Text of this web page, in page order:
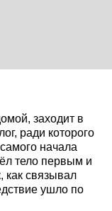
заходит в
ради которого
начала
тело первым и
как связывал
ушло по